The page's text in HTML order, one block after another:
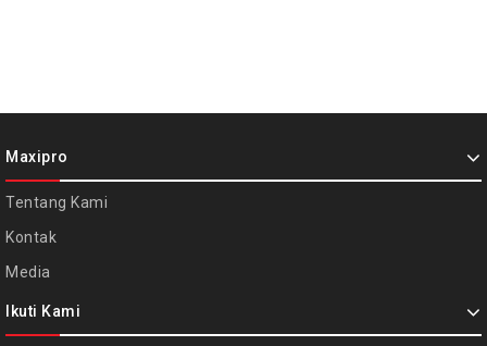
Maxipro
Tentang Kami
Kontak
Media
Ikuti Kami